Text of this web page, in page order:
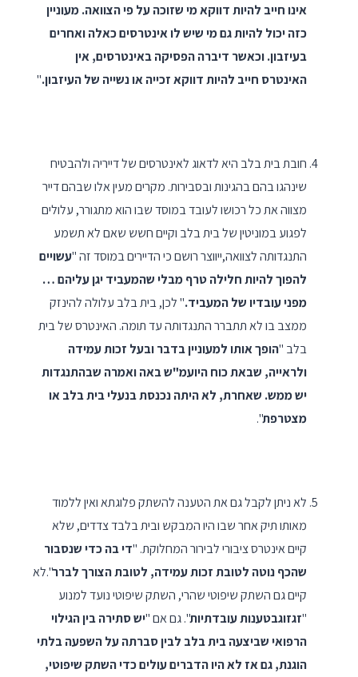
אינו חייב להיות דווקא מי שזוכה על פי הצוואה. מעוניין
כזה יכול להיות גם מי שיש לו אינטרסים כאלה ואחרים
בעיזבון. וכאשר דיברה הפסיקה באינטרסים, אין
האינטרס חייב להיות דווקא זכייה או נשייה של העיזבון."
חובת בית בלב היא לדאוג לאינטרסים של דייריה ולהבטיח
שינהגו בהם בהגינות ובסבירות. מקרים מעין אלו שבהם דייר
מצווה את כל רכושו לעובד במוסד שבו הוא מתגורר, עלולים
לפגוע במוניטין של בית בלב וקיים חשש שאם לא תשמע
התנגדותה לצוואה,ייווצר רושם כי הדיירים במוסד זה "עשויים
להפוך להיות חלילה טרף מבלי שהמעביד יגן עליהם …
מפני עובדיו של המעביד." לכן, בית בלב עלולה להינזק
ממצב בו לא תתברר התנגדותה עד תומה. האינטרס של בית
בלב "הופך אותו למעוניין בדבר ובעל זכות עמידה
ולראייה, שבאת כוח היועמ"ש באה ואמרה שבהתנגדות
יש ממש. שאחרת, לא היתה נכנסת בנעלי בית בלב או
מצטרפת".
לא ניתן לקבל גם את הטענה להשתק פלוגתא ואין ללמוד
מאותו תיק אחר שבו היו המבקש ובית בלבד צדדים, שלא
קיים אינטרס ציבורי לבירור המחלוקת. "די בה כדי שנסבור
שהכף נוטה לטובת זכות עמידה, לטובת הצורך לברר".לא
קיים גם השתק שיפוטי שהרי, השתק שיפוטי נועד למנוע
"זגזוגבטענות עובדתיות". גם אם "יש סתירה בין הגילוי
הרפואי שביצעה בית בלב לבין סברתה על השפעה בלתי
הוגנת, גם אז לא היו הדברים עולים כדי השתק שיפוטי,